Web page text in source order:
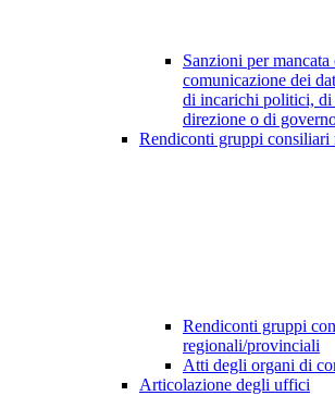
Sanzioni per
comunicazione dei
di incarichi politici, di
direzione o di
Rendiconti gruppi
Rendiconti gruppi
regionali/provinciali
Atti degli organi di
Articolazione degli uffici